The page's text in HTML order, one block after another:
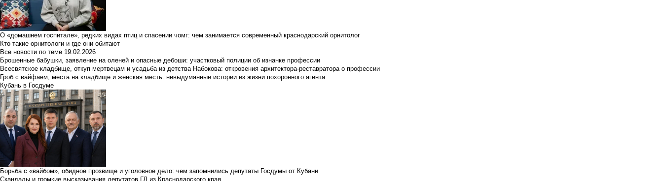
О «домашнем госпитале», редких видах птиц и спасении чомг: чем занимается современный краснодарский орнитолог
Кто такие орнитологи и где они обитают
Все новости по теме 19.02.2026
Брошенные бабушки, заявление на оленей и опасные дебоши: участковый полиции об изнанке профессии
Всесвятское кладбище, откуп мертвецам и усадьба из детства Набокова: откровения архитектора-реставратора о профессии
Гроб с вайфаем, места на кладбище и женская месть: невыдуманные истории из жизни похоронного агента
Кубань в Госдуме
Борьба с «вайбом», обидное прозвище и уголовное дело: чем запомнились депутаты Госдумы от Кубани
Скандалы и громкие высказывания депутатов ГД из Краснодарского края